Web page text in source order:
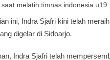
melatih timnas indonesia u19
ini, Indra Sjafri kini telah
digelar di Sidoarjo.
Indra Sjafri telah